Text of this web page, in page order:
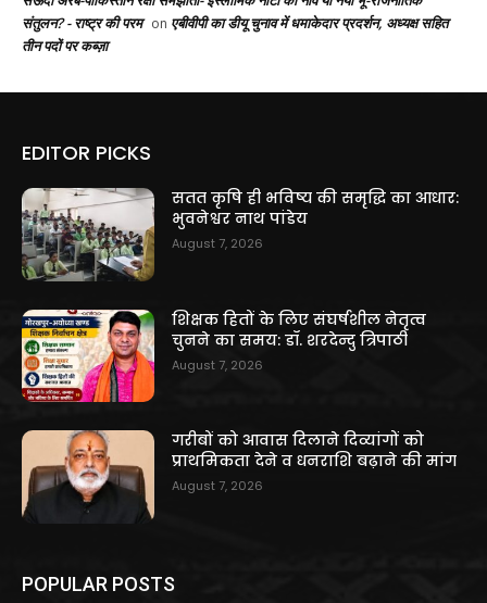
संतुलन? - राष्ट्र की परम on एबीवीपी का डीयू चुनाव में धमाकेदार प्रदर्शन, अध्यक्ष सहित
तीन पदों पर कब्ज़ा
EDITOR PICKS
सतत कृषि ही भविष्य की समृद्धि का आधार:
भुवनेश्वर नाथ पांडेय
August 7, 2026
शिक्षक हितों के लिए संघर्षशील नेतृत्व
चुनने का समय: डॉ. शरदेन्दु त्रिपाठी
August 7, 2026
गरीबों को आवास दिलाने दिव्यांगों को
प्राथमिकता देने व धनराशि बढ़ाने की मांग
August 7, 2026
POPULAR POSTS